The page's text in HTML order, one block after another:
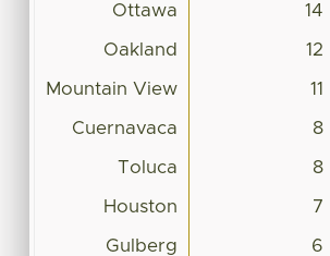
Ottawa 14
Oakland 12
Mountain View 11
Cuernavaca 8
Toluca 8
Houston 7
Gulberg 6